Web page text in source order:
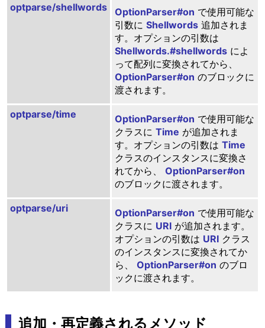
optparse/shellwords OptionParser#on で使用可能な
引数に Shellwords追加されま
す。オプションの引数は
Shellwords.#shellwordsによ
って配列に変換されてから、
OptionParser#on のブロックに
渡されます。
optparse/time OptionParser#on で使用可能な
クラスに Time が追加されま
す。オプションの引数は Time
クラスのインスタンスに変換さ
れてから、 OptionParser#on
のブロックに渡されます。
optparse/uri OptionParser#on で使用可能な
クラスに URIが追加されます。
オプションの引数は URIクラス
のインスタンスに変換されてか
ら、 OptionParser#on のブロ
ックに渡されます。
追加・再定義されるメソッド